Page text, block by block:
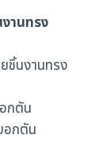
านทรง
ชิ้นงานทรง
กตัน
อกตัน